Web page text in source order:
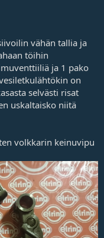
vähän tallia ja
töihin
ja 1 pako
on
selvästi risat
uskaltaisko niitä
volkkarin keinuvipu